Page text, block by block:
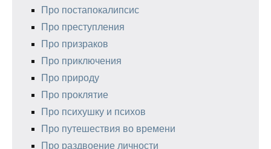
Про постапокалипсис
Про преступления
Про призраков
Про приключения
Про природу
Про проклятие
Про психушку и психов
Про путешествия во времени
Про раздвоение личности